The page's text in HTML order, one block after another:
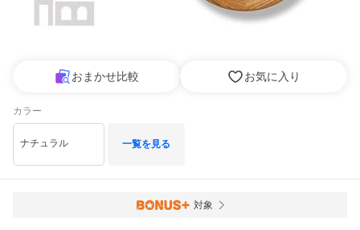
おまかせ比較 お気に入り
カラー
ナチュラル 一覧を見る
対象